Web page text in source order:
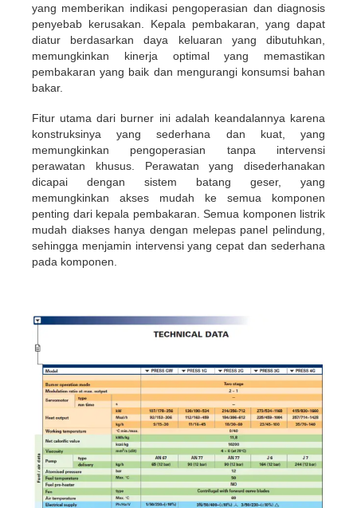
yang memberikan indikasi pengoperasian dan diagnosis
penyebab kerusakan. Kepala pembakaran, yang dapat
diatur berdasarkan daya keluaran yang dibutuhkan,
memungkinkan kinerja optimal yang memastikan
pembakaran yang baik dan mengurangi konsumsi bahan
bakar.
Fitur utama dari burner ini adalah keandalannya karena
konstruksinya yang sederhana dan kuat, yang
memungkinkan pengoperasian tanpa intervensi
perawatan khusus. Perawatan yang disederhanakan
dicapai dengan sistem batang geser, yang
memungkinkan akses mudah ke semua komponen
penting dari kepala pembakaran. Semua komponen listrik
mudah diakses hanya dengan melepas panel pelindung,
sehingga menjamin intervensi yang cepat dan sederhana
pada komponen.